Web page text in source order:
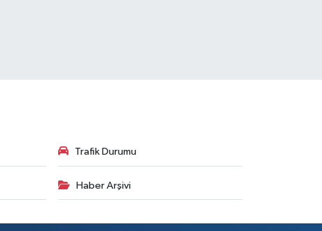
Trafik Durumu
Haber Arşivi